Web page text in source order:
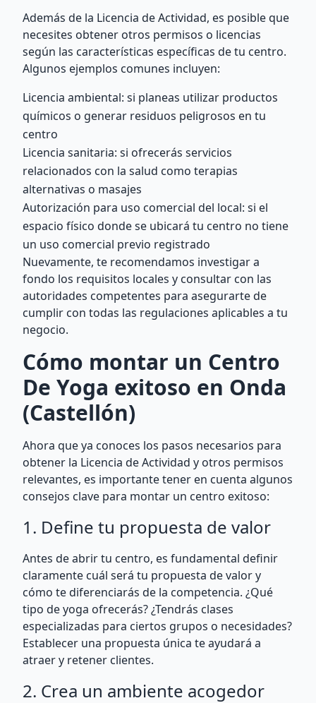
Además de la Licencia de Actividad, es posible que
necesites obtener otros permisos o licencias
según las características específicas de tu centro.
Algunos ejemplos comunes incluyen:
Licencia ambiental: si planeas utilizar productos
químicos o generar residuos peligrosos en tu
centro
Licencia sanitaria: si ofrecerás servicios
relacionados con la salud como terapias
alternativas o masajes
Autorización para uso comercial del local: si el
espacio físico donde se ubicará tu centro no tiene
un uso comercial previo registrado
Nuevamente, te recomendamos investigar a
fondo los requisitos locales y consultar con las
autoridades competentes para asegurarte de
cumplir con todas las regulaciones aplicables a tu
negocio.
Cómo montar un Centro
De Yoga exitoso en Onda
(Castellón)
Ahora que ya conoces los pasos necesarios para
obtener la Licencia de Actividad y otros permisos
relevantes, es importante tener en cuenta algunos
consejos clave para montar un centro exitoso:
1. Define tu propuesta de valor
Antes de abrir tu centro, es fundamental definir
claramente cuál será tu propuesta de valor y
cómo te diferenciarás de la competencia. ¿Qué
tipo de yoga ofrecerás? ¿Tendrás clases
especializadas para ciertos grupos o necesidades?
Establecer una propuesta única te ayudará a
atraer y retener clientes.
2. Crea un ambiente acogedor